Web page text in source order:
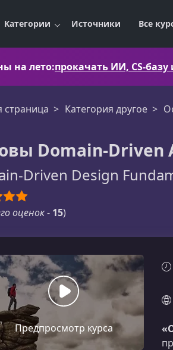
Категории Источники Все
на лето:прокачать ИИ, CS-
страница Категория другое
Domain-Driven
Driven Design
оценок- 15)
Предпросмотр курса